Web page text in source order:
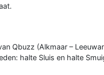
Qbuzz (Alkmaar –
halte Sluis en halte